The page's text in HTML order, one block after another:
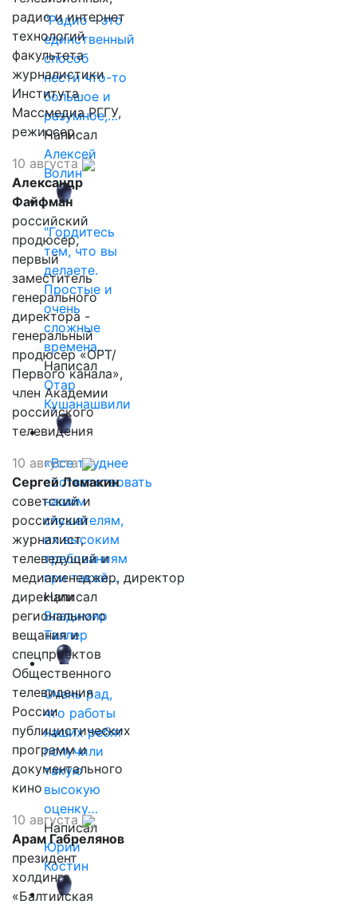
"Радио - это
единственный
способ
нести что-то
большое и
разумное,…
Написал
Алексей
Волин
"Гордитесь
тем, что вы
делаете.
Простые и
очень
сложные
времена…
Написал
Отар
Кушанашвили
«Все труднее
соответствовать
нашим
слушателям,
их высоким
требованиям
при такой…
Написал
Владимир
Таллер
Очень рад,
что работы
наших ребят
получили
такую
высокую
оценку…
Написал
Юрий
Костин
радио и интернет
технологий
факультета
журналистики
Института
Массмедиа РГГУ,
режиссер.
10 августа
Александр
Файфман
российский
продюсер,
первый
заместитель
генерального
директора -
генеральный
продюсер «ОРТ/
Первого канала»,
член Академии
российского
телевидения
10 августа
Сергей Ломакин
советский и
российский
журналист,
телеведущий и
медиаменеджер, директор
дирекции
регионального
вещания и
спецпроектов
Общественного
телевидения
России
публицистических
программ и
документального
кино
10 августа
Арам Габрелянов
президент
холдинга
«Балтийская